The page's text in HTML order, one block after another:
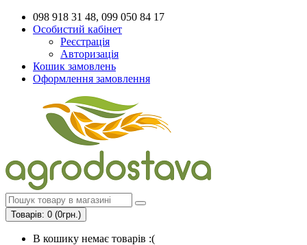
098 918 31 48, 099 050 84 17
Особистий кабінет
Реєстрація
Авторизація
Кошик замовлень
Оформлення замовлення
Товарів: 0 (0грн.)
В кошику немає товарів :(